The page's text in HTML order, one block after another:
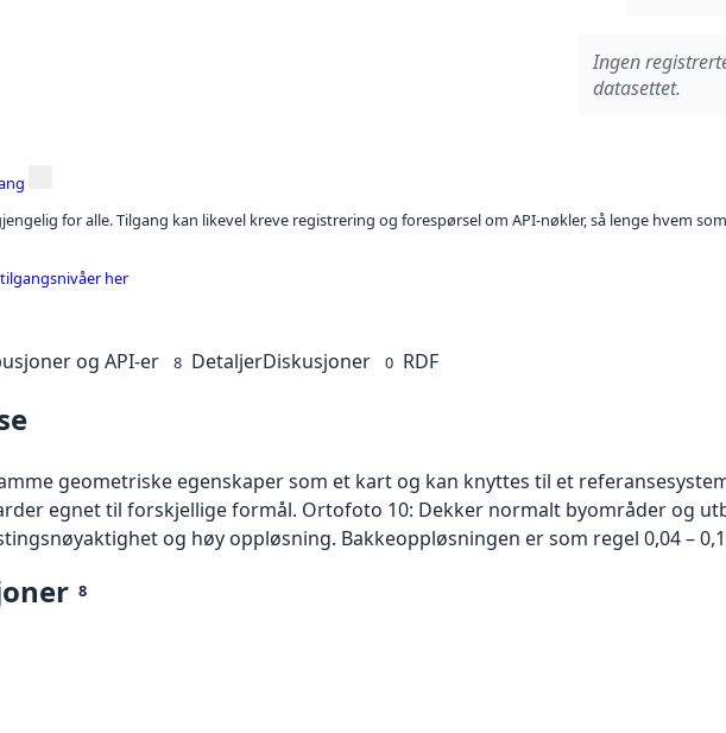
Ingen
datasettet.
for alle. Tilgang kan likevel kreve registrering og forespørsel om API-nøkler, så lenge hvem
her
og API-er 8 DetaljerDiskusjoner 0 RDF
geometriske egenskaper som et kart og kan knyttes til et
egnet til forskjellige formål. Ortofoto 10: Dekker normalt byområder og
og høy oppløsning. Bakkeoppløsningen er som regel 0,04 –
8